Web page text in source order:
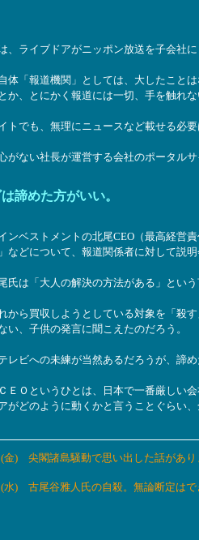
、ライブドアがニッポン放送を子会社
体「報道機関」としては、大したこと
か、とにかく報道には一切、手を触れ
トでも、無理にニュースなど載せる必
がない社長が運営する会社のポータル
諦めた方がいい。
ンベストメントの北尾CEO（最高経営
などについて、報道関係者に対して説
氏は「大人の解決の方法がある」とい
から買収しようとしている対象を「殺
い、子供の発言に聞こえたのだろう。
レビへの未練が当然あるだろうが、諦
ＥＯというひとは、日本で一番厳しい
がどのように動くかと言うことぐらい
金) 尖閣諸島騒動で思い出した話があ
水) 古尾谷雅人氏の自殺。無論断定は